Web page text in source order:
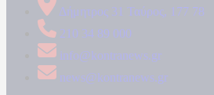
Δήμητρος 31 Ταύρος, 177 78
210 34 89 000
info@kontranews.gr
news@kontranews.gr